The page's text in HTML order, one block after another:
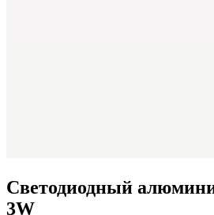
Светодиодный
3W